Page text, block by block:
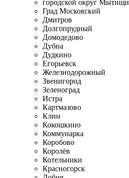
городской округ Мытищи
Град Московский
Дмитров
Долгопрудный
Домодедово
Дубна
Дудкино
Егорьевск
Железнодорожный
Звенигород
Зеленоград
Истра
Картмазово
Клин
Кокошкино
Коммунарка
Коробово
Королёв
Котельники
Красногорск